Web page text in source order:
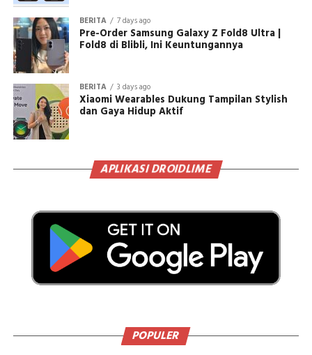
BERITA 7 days ago
Pre-Order Samsung Galaxy Z Fold8 Ultra |
Fold8 di Blibli, Ini Keuntungannya
BERITA 3 days ago
Xiaomi Wearables Dukung Tampilan Stylish
dan Gaya Hidup Aktif
APLIKASI DROIDLIME
POPULER